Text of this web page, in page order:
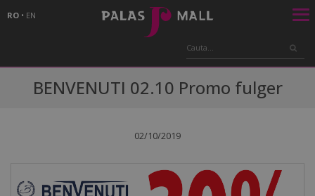
RO • EN
BENVENUTI 02.10 Promo fulger
02/10/2019